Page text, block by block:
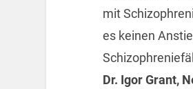
mit
es keinen
Dr. Igor Grant,